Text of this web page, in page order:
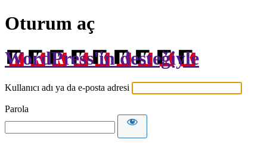
Oturum aç
WordPress'in desteğiyle
Kullanıcı adı ya da e-posta adresi
Parola